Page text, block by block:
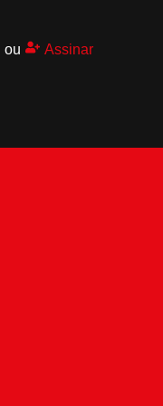
ou Assinar